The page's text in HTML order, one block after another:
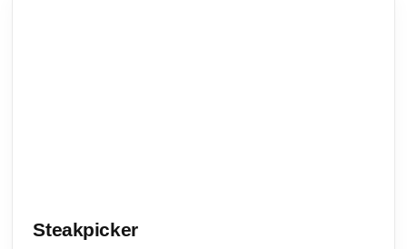
Steakpicker